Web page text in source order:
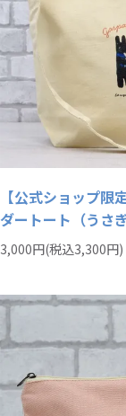
【公式ショップ限
ダートート（うさ
3,000円(税込3,300円)